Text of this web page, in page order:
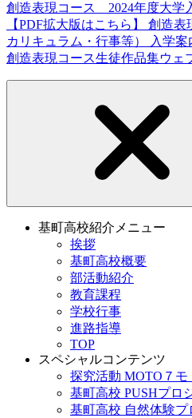
創造表現コース 2024年度大学
【PDF拡大版はこちら】 創造
カリキュラム・行事等） 入学
創造表現コース生徒作品集ウェ
基町高校紹介メニュー
挨拶
基町高校概要
部活動紹介
教育課程
学校行事
進路指導
TOP
スペシャルコンテンツ
探究活動 MOTO７
基町高校 PUSHプロ
基町高校 自然体験プ